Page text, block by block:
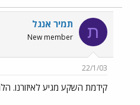
ת תמיר אנגל
New member
22/1/03
קידמת השקע מגיע לאיזורנו.